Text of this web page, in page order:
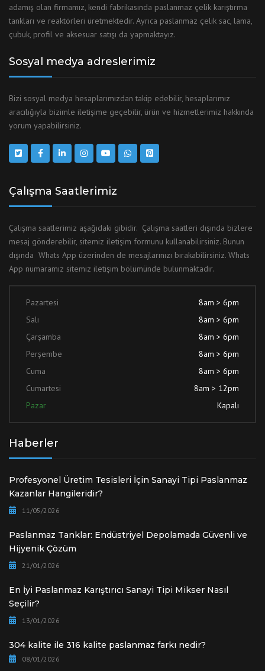
adamış olan firmamız, kendi fabrikasında paslanmaz çelik karıştırma
tankları ve reaktörleri üretmektedir. Ayrıca paslanmaz çelik sac, lama,
çubuk, profil ve aksesuar satışı da yapmaktayız.
Sosyal medya adreslerimiz
Bizi sosyal medya hesaplarımızdan takip edebilir, hesaplarımız
aracılığıyla bizimle iletişime geçebilir, ürün ve hizmetlerimiz hakkında
yorum yapabilirsiniz.
Çalışma Saatlerimiz
Çalışma saatlerimiz aşağıdaki gibidir. Çalışma saatleri dışında bizlere
mesaj gönderebilir, sitemiz iletişim formunu kullanabilirsiniz. Bunun
dışında Whats App üzerinden de mesajlarınızı bırakabilirsiniz. Whats
App numaramız sitemiz iletişim bölümünde bulunmaktadır.
Pazartesi
8am > 6pm
Salı
8am > 6pm
Çarşamba
8am > 6pm
Perşembe
8am > 6pm
Cuma
8am > 6pm
Cumartesi
8am > 12pm
Pazar
Kapalı
Haberler
Profesyonel Üretim Tesisleri İçin Sanayi Tipi Paslanmaz
Kazanlar Hangileridir?
11/05/2026
Paslanmaz Tanklar: Endüstriyel Depolamada Güvenli ve
Hijyenik Çözüm
21/01/2026
En İyi Paslanmaz Karıştırıcı Sanayi Tipi Mikser Nasıl
Seçilir?
13/01/2026
304 kalite ile 316 kalite paslanmaz farkı nedir?
08/01/2026